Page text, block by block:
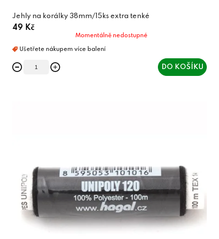
Jehly na korálky 38mm/15ks extra tenké
49 Kč
Momentálně nedostupné
DO KOŠÍKU